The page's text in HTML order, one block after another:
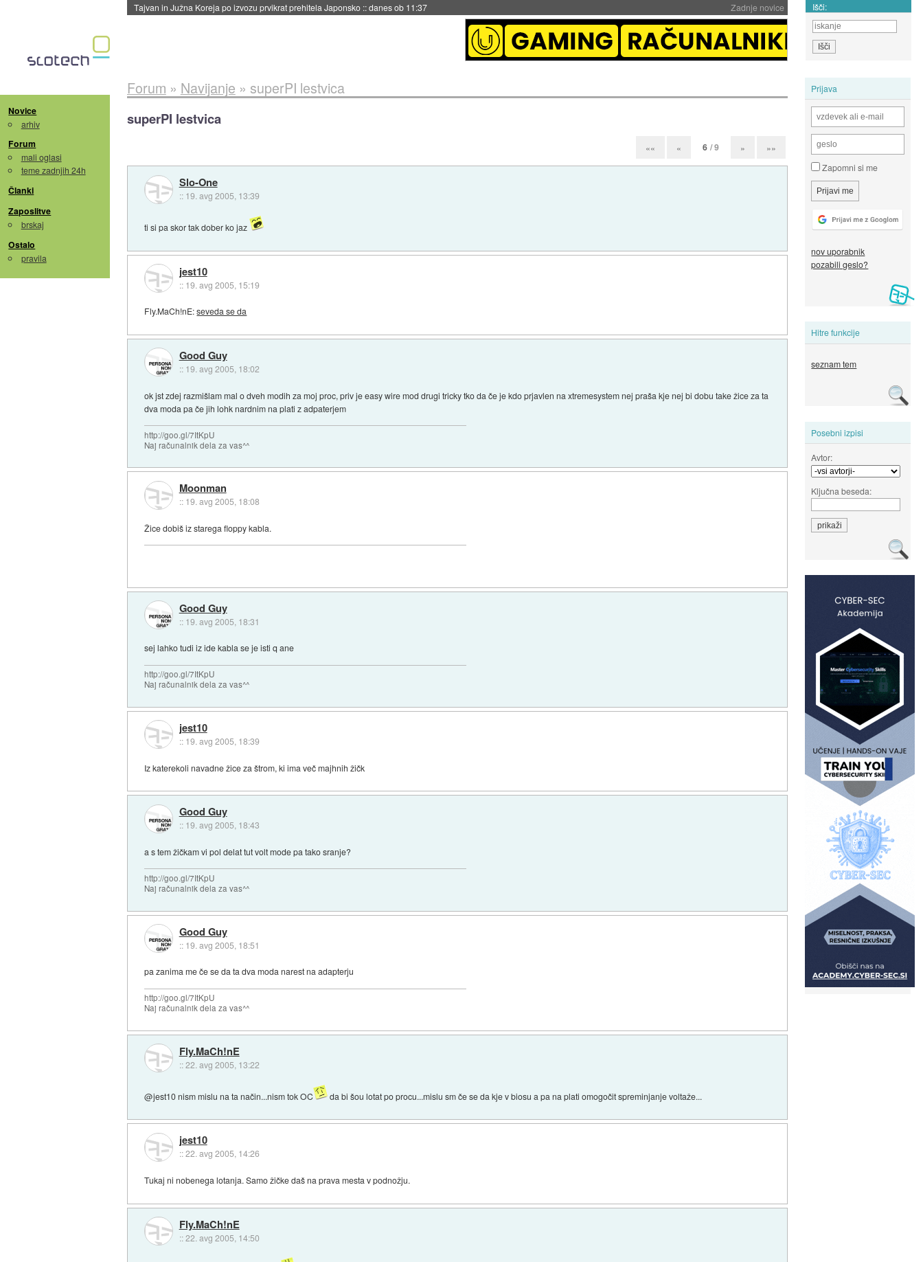
Zadnje novice
Tajvan in Južna Koreja po izvozu prvikrat prehitela Japonsko ::danes ob 11:37 Išči:
Novice
arhiv
Forum
mali oglasi
teme zadnjih 24h
Članki
Zaposlitve
brskaj
Ostalo
pravila
Prijava
Zapomni si me
nov uporabnik
pozabili geslo?
Hitre funkcije
seznam tem
Posebni izpisi
Avtor:
Ključna beseda:
Forum » Navijanje » superPI lestvica
superPI lestvica
«« « 6 / 9 » »»
Slo-One
:: 19. avg 2005, 13:39
ti si pa skor tak dober ko jaz
jest10
:: 19. avg 2005, 15:19
Fly.MaCh!nE:seveda se da
Good Guy
:: 19. avg 2005, 18:02
ok jst zdej razmišlam mal o dveh modih za moj proc, priv je easy wire mod drugi tricky tko da če je kdo prjavlen na xtremesystem nej praša kje nej bi dobu take žice za ta
dva moda pa če jih lohk nardnim na plati z adpaterjem
http://goo.gl/7ItKpU
Naj računalnik dela za vas^^
Moonman
:: 19. avg 2005, 18:08
Žice dobiš iz starega floppy kabla.
Good Guy
:: 19. avg 2005, 18:31
sej lahko tudi iz ide kabla se je isti q ane
http://goo.gl/7ItKpU
Naj računalnik dela za vas^^
jest10
:: 19. avg 2005, 18:39
Iz katerekoli navadne žice za štrom, ki ima več majhnih žičk
Good Guy
:: 19. avg 2005, 18:43
a s tem žičkam vi pol delat tut volt mode pa tako sranje?
http://goo.gl/7ItKpU
Naj računalnik dela za vas^^
Good Guy
:: 19. avg 2005, 18:51
pa zanima me če se da ta dva moda narest na adapterju
http://goo.gl/7ItKpU
Naj računalnik dela za vas^^
Fly.MaCh!nE
::22. avg 2005, 13:22
@jest10 nism mislu na ta način...nism tok OC da bi šou lotat po procu...mislu sm če se da kje v biosu a pa na plati omogočit spreminjanje voltaže...
jest10
::22. avg 2005, 14:26
Tukaj ni nobenega lotanja. Samo žičke daš na prava mesta v podnožju.
Fly.MaCh!nE
::22. avg 2005, 14:50